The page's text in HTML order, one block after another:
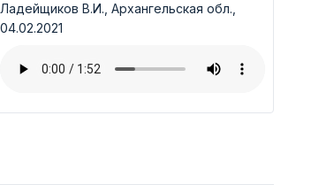
Ладейщиков В.И., Архангельская обл.,
04.02.2021